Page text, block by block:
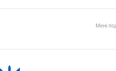
Мені